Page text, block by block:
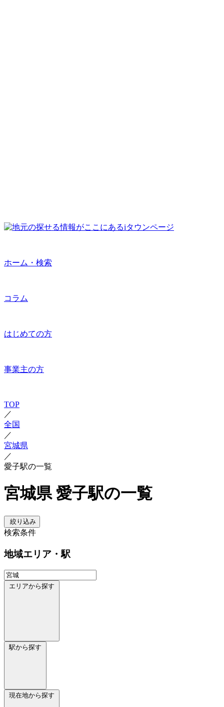
ホーム・検索
コラム
はじめての方
事業主の方
TOP
／
全国
／
宮城県
／
愛子駅の一覧
宮城県 愛子駅の一覧
絞り込み
検索条件
地域エリア・駅
エリアから探す
駅から探す
現在地から探す